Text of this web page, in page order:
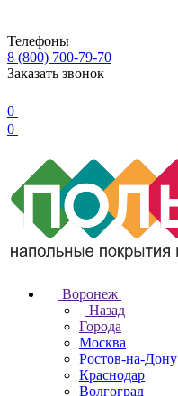
Телефоны
8 (800) 700-79-70
Заказать звонок
0
0
Воронеж
Назад
Города
Москва
Ростов-на-Дону
Краснодар
Волгоград